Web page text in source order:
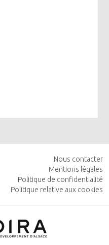
PIED
DE
PAGE
Nous contacter
Mentions légales
Politique de confidentialité
Politique relative aux cookies